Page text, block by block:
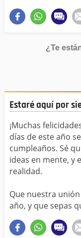
¿Te
Estaré aquí por
¡Muchas
días de este año
cumpleaños. Sé
ideas en mente, y
realidad.
Que nuestra
año, y que sepas